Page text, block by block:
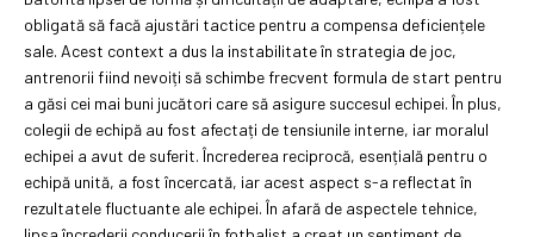
obligată să facă ajustări tactice pentru a compensa deficiențele
sale. Acest context a dus la instabilitate în strategia de joc,
antrenorii fiind nevoiți să schimbe frecvent formula de start pentru
a găsi cei mai buni jucători care să asigure succesul echipei. În plus,
colegii de echipă au fost afectați de tensiunile interne, iar moralul
echipei a avut de suferit. Încrederea reciprocă, esențială pentru o
echipă unită, a fost încercată, iar acest aspect s-a reflectat în
rezultatele fluctuante ale echipei. În afară de aspectele tehnice,